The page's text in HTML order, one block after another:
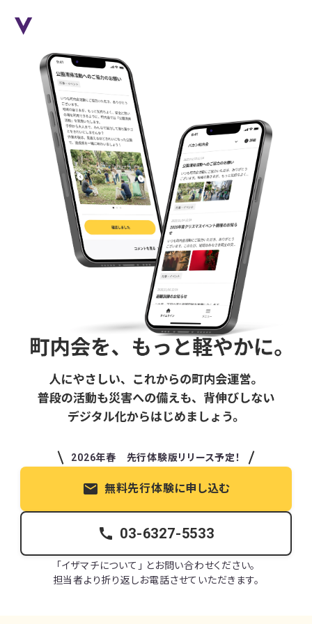
2026年春 先行体験版リリース予定！
mail 無料先行体験に申し込む
call 03-6327-5533
「イザマチについて」 とお問い合わせください。
担当者より折り返しお電話させていただきます。